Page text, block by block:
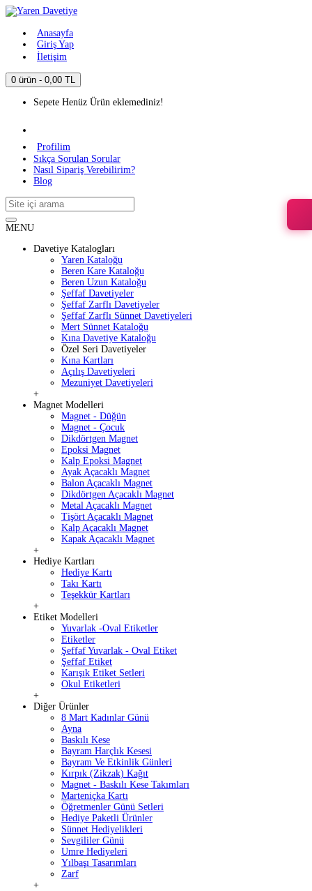
Anasayfa
Giriş Yap
İletişim
0 ürün - 0,00 TL
Sepete Henüz Ürün eklemediniz!
Profilim
Sıkça Sorulan Sorular
Nasıl Sipariş Verebilirim?
Blog
MENU
Davetiye Katalogları
Yaren Kataloğu
Beren Kare Kataloğu
Beren Uzun Kataloğu
Şeffaf Davetiyeler
Şeffaf Zarflı Davetiyeler
Şeffaf Zarflı Sünnet Davetiyeleri
Mert Sünnet Kataloğu
Kına Davetiye Kataloğu
Özel Seri Davetiyeler
Kına Kartları
Açılış Davetiyeleri
Mezuniyet Davetiyeleri
+
Magnet Modelleri
Magnet - Düğün
Magnet - Çocuk
Dikdörtgen Magnet
Epoksi Magnet
Kalp Epoksi Magnet
Ayak Açacaklı Magnet
Balon Açacaklı Magnet
Dikdörtgen Açacaklı Magnet
Metal Açacaklı Magnet
Tişört Açacaklı Magnet
Kalp Açacaklı Magnet
Kapak Açacaklı Magnet
+
Hediye Kartları
Hediye Kartı
Takı Kartı
Teşekkür Kartları
+
Etiket Modelleri
Yuvarlak -Oval Etiketler
Etiketler
Şeffaf Yuvarlak - Oval Etiket
Şeffaf Etiket
Karışık Etiket Setleri
Okul Etiketleri
+
Diğer Ürünler
8 Mart Kadınlar Günü
Ayna
Baskılı Kese
Bayram Harçlık Kesesi
Bayram Ve Etkinlik Günleri
Kırpık (Zikzak) Kağıt
Magnet - Baskılı Kese Takımları
Marteniçka Kartı
Öğretmenler Günü Setleri
Hediye Paketli Ürünler
Sünnet Hediyelikleri
Sevgililer Günü
Umre Hediyeleri
Yılbaşı Tasarımları
Zarf
+